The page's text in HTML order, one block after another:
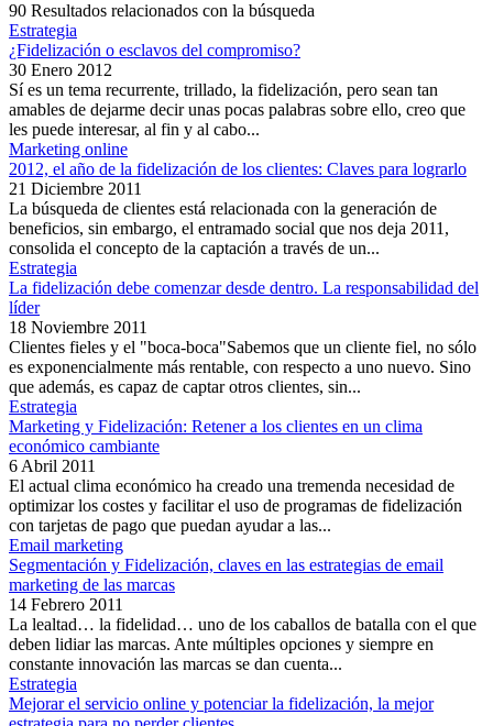
90 Resultados relacionados con la búsqueda
Estrategia
¿Fidelización o esclavos del compromiso?
30 Enero 2012
Sí es un tema recurrente, trillado, la fidelización, pero sean tan
amables de dejarme decir unas pocas palabras sobre ello, creo que
les puede interesar, al fin y al cabo...
Marketing online
2012, el año de la fidelización de los clientes: Claves para lograrlo
21 Diciembre 2011
La búsqueda de clientes está relacionada con la generación de
beneficios, sin embargo, el entramado social que nos deja 2011,
consolida el concepto de la captación a través de un...
Estrategia
La fidelización debe comenzar desde dentro. La responsabilidad del
líder
18 Noviembre 2011
Clientes fieles y el "boca-boca"Sabemos que un cliente fiel, no sólo
es exponencialmente más rentable, con respecto a uno nuevo. Sino
que además, es capaz de captar otros clientes, sin...
Estrategia
Marketing y Fidelización: Retener a los clientes en un clima
económico cambiante
6 Abril 2011
El actual clima económico ha creado una tremenda necesidad de
optimizar los costes y facilitar el uso de programas de fidelización
con tarjetas de pago que puedan ayudar a las...
Email marketing
Segmentación y Fidelización, claves en las estrategias de email
marketing de las marcas
14 Febrero 2011
La lealtad… la fidelidad… uno de los caballos de batalla con el que
deben lidiar las marcas. Ante múltiples opciones y siempre en
constante innovación las marcas se dan cuenta...
Estrategia
Mejorar el servicio online y potenciar la fidelización, la mejor